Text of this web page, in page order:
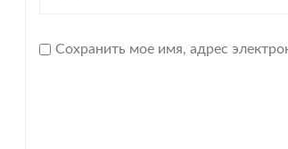
Сохранить мое имя, адрес